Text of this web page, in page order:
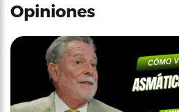
Opiniones